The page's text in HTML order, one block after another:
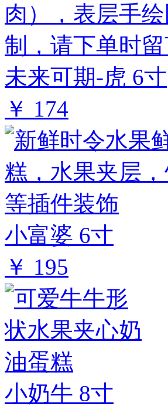
未来可期-虎 6寸
￥ 174
小富婆 6寸
￥ 195
小奶牛 8寸